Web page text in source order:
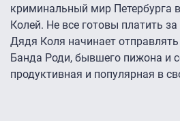
криминальный мир Петербурга
Колей. Не все готовы платить
Дядя Коля начинает
Банда Роди, бывшего пижона и
продуктивная и популярная в